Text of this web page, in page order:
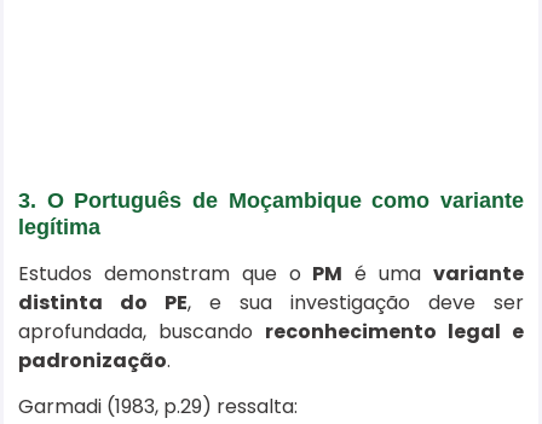
3. O Português de Moçambique como variante
legítima
Estudos demonstram que o PM é umavariante
distinta do PE, e sua investigação deve ser
aprofundada, buscando reconhecimento legal e
padronização.
Garmadi (1983, p.29) ressalta: